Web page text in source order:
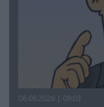
06.08.2026 | 09:03